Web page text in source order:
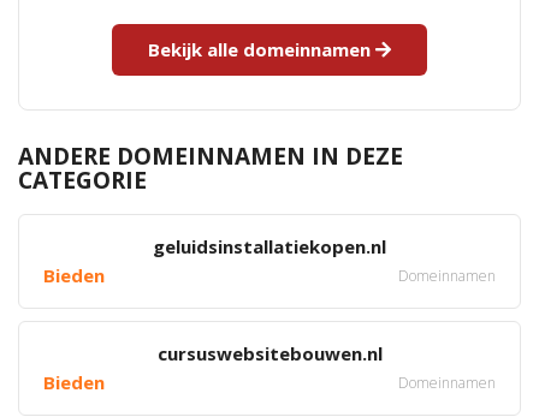
Bekijk alle domeinnamen
ANDERE DOMEINNAMEN IN DEZE
CATEGORIE
geluidsinstallatiekopen.nl
Bieden
Domeinnamen
cursuswebsitebouwen.nl
Bieden
Domeinnamen